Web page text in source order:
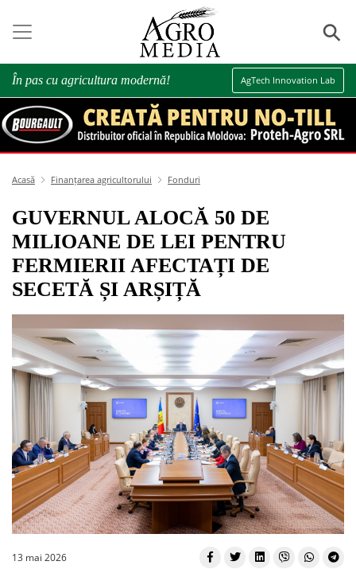
⚲
În pas cu agricultura modernă! AgTech Innovation Lab
Acasă Finanțarea agricultorului Fonduri
GUVERNUL ALOCĂ 50 DE
MILIOANE DE LEI PENTRU
FERMIERII AFECTAȚI DE
SECETĂ ȘI ARȘIȚĂ
13 mai 2026